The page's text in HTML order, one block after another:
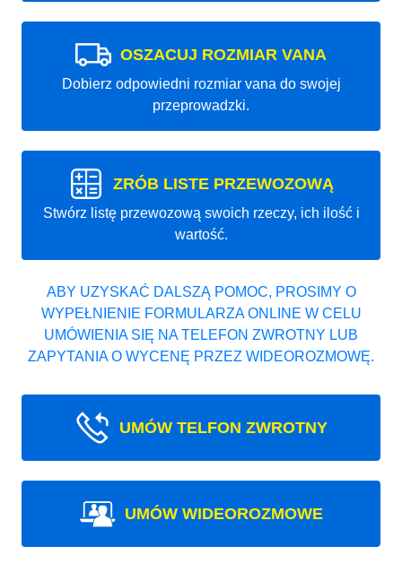
OSZACUJ ROZMIAR VANA
Dobierz odpowiedni rozmiar vana do swojej
przeprowadzki.
ZRÓB LISTE PRZEWOZOWĄ
Stwórz listę przewozową swoich rzeczy, ich ilość i
wartość.
ABY UZYSKAĆ DALSZĄ POMOC, PROSIMY O
WYPEŁNIENIE FORMULARZA ONLINE W CELU
UMÓWIENIA SIĘ NA TELEFON ZWROTNY LUB
ZAPYTANIA O WYCENĘ PRZEZ WIDEOROZMOWĘ.
UMÓW TELFON ZWROTNY
UMÓW WIDEOROZMOWE